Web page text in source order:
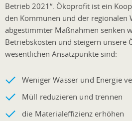
Betrieb 2021“. Ökoprofit ist ein
den Kommunen und der regionalen
abgestimmter Maßnahmen senken
Betriebskosten und steigern unsere
wesentlichen Ansatzpunkte sind:
Weniger Wasser und Energie
Müll reduzieren und trennen
die Materialeffizienz erhöhen